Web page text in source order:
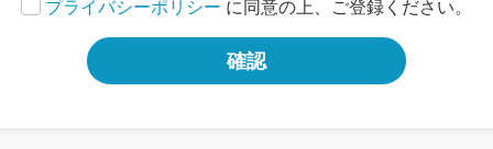
プライバシーポリシー に同意の上、ご登録ください。
確認